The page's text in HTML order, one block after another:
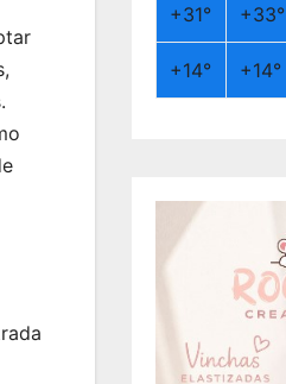
+31° +33°
+14° +14°